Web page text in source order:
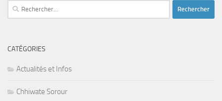
Rechercher :
CATÉGORIES
Actualités et Infos
Chhiwate Sorour